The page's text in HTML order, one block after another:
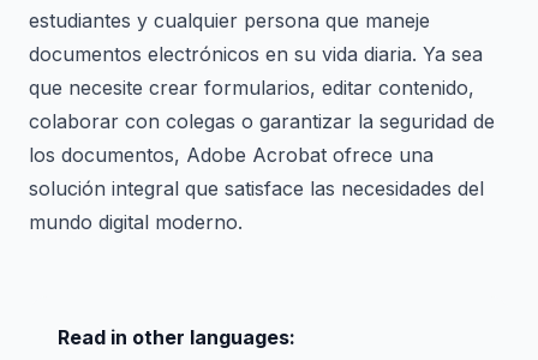
estudiantes y cualquier persona que maneje
documentos electrónicos en su vida diaria. Ya sea
que necesite crear formularios, editar contenido,
colaborar con colegas o garantizar la seguridad de
los documentos, Adobe Acrobat ofrece una
solución integral que satisface las necesidades del
mundo digital moderno.
Read in other languages: